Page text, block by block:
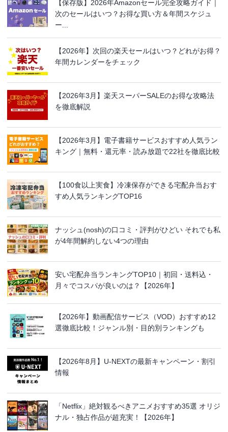
【保存版】2026年Amazonセール完全攻略ガイド｜
次のセールはいつ？お得な買い方＆年間スケジュ
ー...
【2026年】次回の楽天セールはいつ？どれがお得？
年間カレンダーをチェック
【2026年3月】楽天スーパーSALEのお得な攻略法
を徹底解説
【2026年3月】電子書籍サービスおすすめ人気ラン
キング｜無料・還元率・読み放題で22社を徹底比較
【100食以上実食】冷凍保存ができる宅配弁当おす
すめ人気ランキングTOP16
ナッシュ(nosh)の口コミ・評判がひどい それでも私
が4年間解約しない4つの理由
安い宅配弁当ランキングTOP10｜初回・送料込・
月々でコスパが良いのは？【2026年】
【2026年】動画配信サービス（VOD）おすすめ12
選徹底比較！ジャンル別・目的別ランキングも
【2026年8月】U-NEXTの最新キャンペーン・割引
情報
「Netflix」絶対観るべきアニメおすすめ35選 オリジ
ナル・独占作品が超充実！【2026年】